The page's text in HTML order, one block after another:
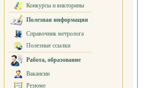
Конкурсы и викторины
Полезная информация
Справочник метролога
Полезные ссылки
Работа, образование
Вакансии
Резюме